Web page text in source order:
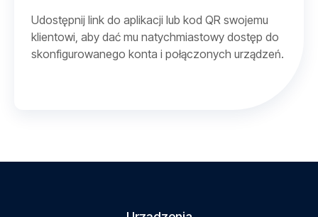
Udostępnij link do aplikacji lub kod QR swojemu
klientowi, aby dać mu natychmiastowy dostęp do
skonfigurowanego konta i połączonych urządzeń.